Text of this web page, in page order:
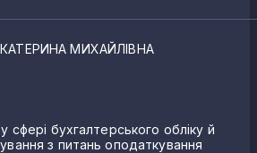
МИХАЙЛІВНА
сфері бухгалтерського обліку й
з питань оподаткування